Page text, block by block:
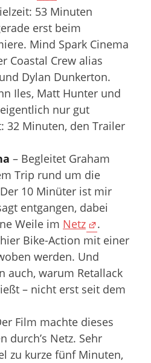
53 Minuten
erst beim
Mind Spark Cinema
Coastal Crew alias
Dylan Dunkerton.
Iles, Matt Hunter und
nur gut
32 Minuten, den Trailer
– Begleitet Graham
Trip rund um die
10 Minüter ist mir
entgangen, dabei
Weile im Netz
.
Bike-Action mit einer
werden. Und
auch, warum Retallack
– nicht erst seit dem
Film machte dieses
durch’s Netz. Sehr
zu kurze fünf Minuten,